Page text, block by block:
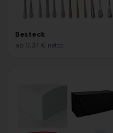
Besteck
ab 0,37 € netto